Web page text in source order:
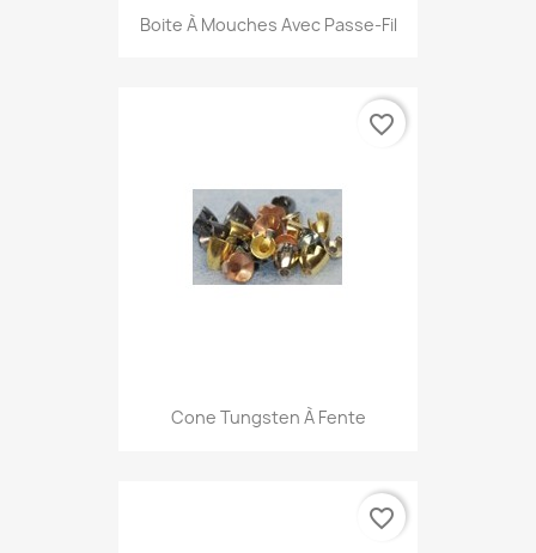
Boite À Mouches Avec Passe-Fil
Cone Tungsten À Fente
favorite_border
favorite_border